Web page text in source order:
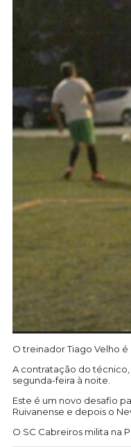
O treinador Tiago Velho
A contratação do técnico,
segunda-feira à noite.
Este é um novo desafio
Ruivanense e depois o
O SC Cabreiros milita na